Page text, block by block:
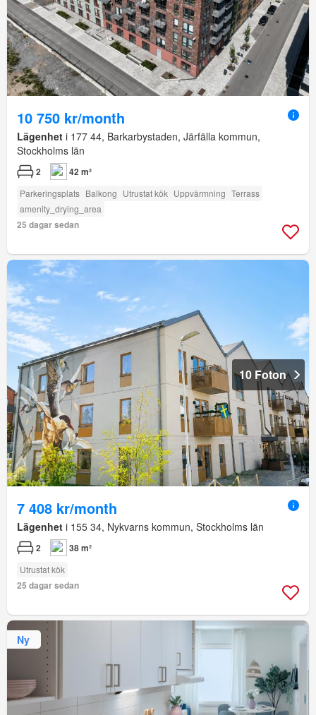
10 750 kr/month
Lägenhet i 177 44, Barkarbystaden, Järfälla kommun,
Stockholms län
2 42 m²
Parkeringsplats Balkong Utrustat kök Uppvärmning Terrass
amenity_drying_area
25 dagar sedan
10 Foton
7 408 kr/month
Lägenhet i 155 34, Nykvarns kommun, Stockholms län
2 38 m²
Utrustat kök
25 dagar sedan
Ny